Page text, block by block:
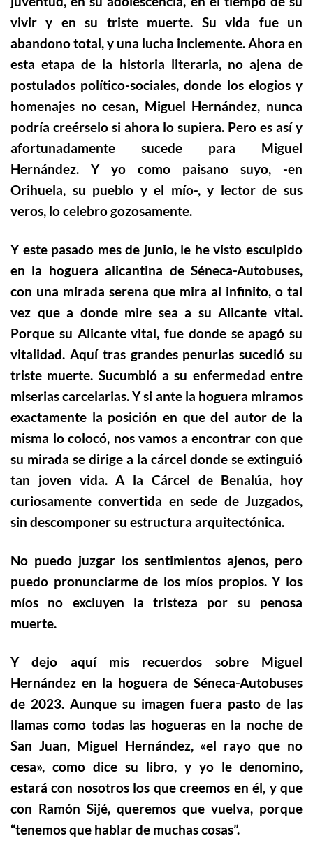
vivir y en su triste muerte. Su vida fue un
abandono total, y una lucha inclemente. Ahora en
esta etapa de la historia literaria, no ajena de
postulados político-sociales, donde los elogios y
homenajes no cesan, Miguel Hernández, nunca
podría creérselo si ahora lo supiera. Pero es así y
afortunadamente sucede para Miguel
Hernández. Y yo como paisano suyo, -en
Orihuela, su pueblo y el mío-, y lector de sus
veros, lo celebro gozosamente.
Y este pasado mes de junio, le he visto esculpido
en la hoguera alicantina de Séneca-Autobuses,
con una mirada serena que mira al infinito, o tal
vez que a donde mire sea a su Alicante vital.
Porque su Alicante vital, fue donde se apagó su
vitalidad. Aquí tras grandes penurias sucedió su
triste muerte. Sucumbió a su enfermedad entre
miserias carcelarias. Y si ante la hoguera miramos
exactamente la posición en que del autor de la
misma lo colocó, nos vamos a encontrar con que
su mirada se dirige a la cárcel donde se extinguió
tan joven vida. A la Cárcel de Benalúa, hoy
curiosamente convertida en sede de Juzgados,
sin descomponer su estructura arquitectónica.
No puedo juzgar los sentimientos ajenos, pero
puedo pronunciarme de los míos propios. Y los
míos no excluyen la tristeza por su penosa
muerte.
Y dejo aquí mis recuerdos sobre Miguel
Hernández en la hoguera de Séneca-Autobuses
de 2023. Aunque su imagen fuera pasto de las
llamas como todas las hogueras en la noche de
San Juan, Miguel Hernández, «el rayo que no
cesa», como dice su libro, y yo le denomino,
estará con nosotros los que creemos en él, y que
con Ramón Sijé, queremos que vuelva, porque
“tenemos que hablar de muchas cosas”.